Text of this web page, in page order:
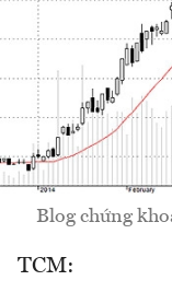
Blog chứng
TCM: